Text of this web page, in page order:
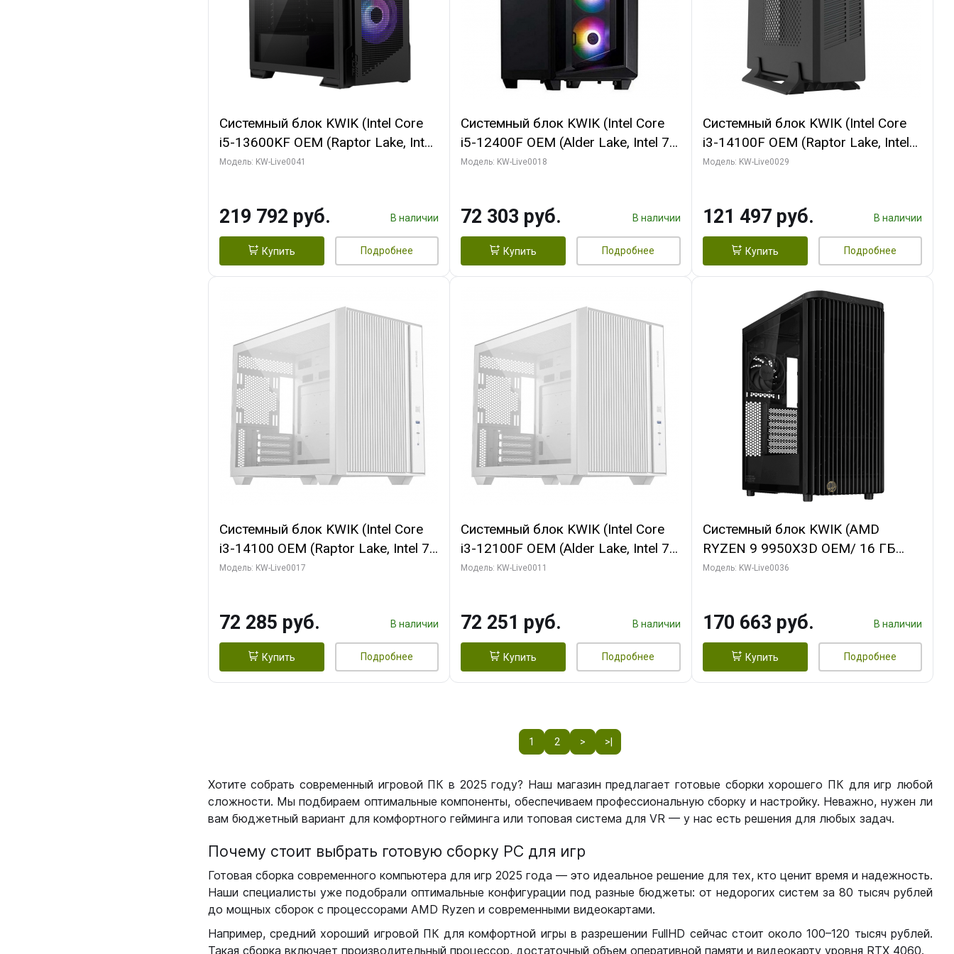
Системный блок KWIK (Intel Core
i5-13600KF OEM (Raptor Lake, Intel
7, C14 8EC/6PC/ 16 ГБ ОЗУ (2
256bit 3xDP HD/ 512 ГБ SSD)
Модель: KW-Live0041
219 792 руб. В наличии
Купить Подробнее
Системный блок KWIK (Intel Core
i5-12400F OEM (Alder Lake, Intel 7,
C6 0EC/6PC/T1/ 32 ГБ ОЗУ (2
960 ГБ SSD)
Модель: KW-Live0018
72 303 руб. В наличии
Купить Подробнее
Системный блок KWIK (Intel Core
i3-14100F OEM (Raptor Lake, Intel
7, C4 0EC/4PC/T/ 64 ГБ ОЗУ (2
3xD/ 960 ГБ SSD)
Модель: KW-Live0029
121 497 руб. В наличии
Купить Подробнее
Системный блок KWIK (Intel Core
i3-14100 OEM (Raptor Lake, Intel 7,
C4 0EC/4PC/T8/ 32 ГБ ОЗУ (2
2xDP 2xH/ 1 ТБ SSD)
Модель: KW-Live0017
72 285 руб. В наличии
Купить Подробнее
Системный блок KWIK (Intel Core
i3-12100F OEM (Alder Lake, Intel 7,
C4 0EC/4PC/T8/ 32 ГБ ОЗУ (2
512 ГБ SSD)
Модель: KW-Live0011
72 251 руб. В наличии
Купить Подробнее
Системный блок KWIK (AMD
RYZEN 9 9950X3D OEM/ 16 ГБ
ОЗУ (2 модуля)/ ASUS RTX5060Ti
Модель: KW-Live0036
170 663 руб. В наличии
Купить Подробнее
1 2 > >|
Хотите собрать современный игровой ПК в 2025 году? Наш магазин предлагает готовые сборки хорошего ПК для игр любой
сложности. Мы подбираем оптимальные компоненты, обеспечиваем профессиональную сборку и настройку. Неважно, нужен ли
вам бюджетный вариант для комфортного гейминга или топовая система для VR — у нас есть решения для любых задач.
Почему стоит выбрать готовую сборку РС для игр
Готовая сборка современного компьютера для игр 2025 года — это идеальное решение для тех, кто ценит время и надежность.
Наши специалисты уже подобрали оптимальные конфигурации под разные бюджеты: от недорогих систем за 80 тысяч рублей
до мощных сборок с процессорами AMD Ryzen и современными видеокартами.
Например, средний хороший игровой ПК для комфортной игры в разрешении FullHD сейчас стоит около 100–120 тысяч рублей.
Такая сборка включает производительный процессор, достаточный объем оперативной памяти и видеокарту уровня RTX 4060.